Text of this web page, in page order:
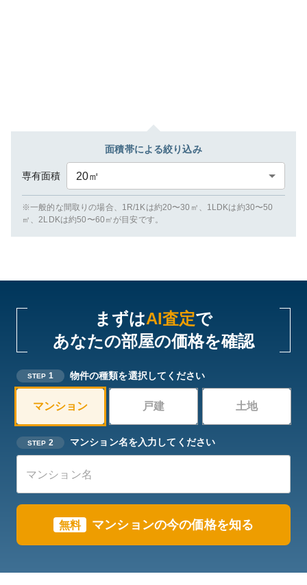
面積帯による絞り込み
専有面積 20㎡
※一般的な間取りの場合、1R/1Kは約20〜30㎡、1LDKは約30〜50
㎡、2LDKは約50〜60㎡が目安です。
まずはAI査定で
あなたの部屋の価格を確認
STEP 1 物件の種類を選択してください
マンション 戸建 土地
STEP 2 マンション名を入力してください
無料 マンションの今の価格を知る